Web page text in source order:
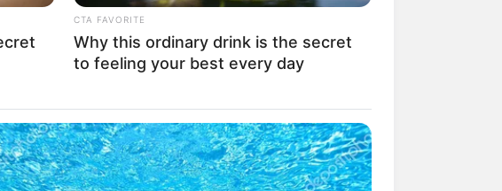
als Buch oder Broschüre bei Amazon.de. Und von
Deutschland können auf unseren Seiten auch die
CTA FAVORITE
Why this ordinary drink is the secret
to feeling your best every day